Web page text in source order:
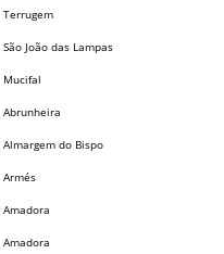
Terrugem
São João das Lampas
Mucifal
Abrunheira
Almargem do Bispo
Armés
Amadora
Amadora